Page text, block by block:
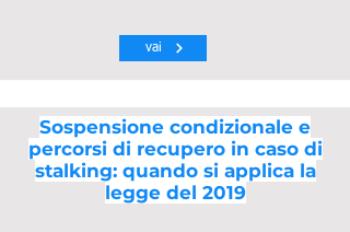
vai
Sospensione condizionale e
percorsi di recupero in caso di
stalking: quando si applica la
legge del 2019